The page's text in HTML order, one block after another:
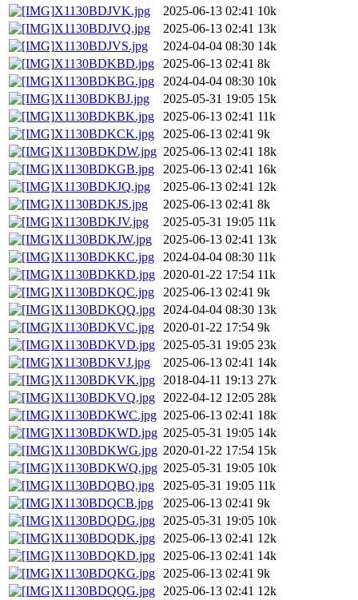
X1130BDJVK.jpg
2025-06-13 02:41 10k
X1130BDJVQ.jpg
2025-06-13 02:41 13k
X1130BDJVS.jpg
2024-04-04 08:30 14k
X1130BDKBD.jpg
2025-06-13 02:41 8k
X1130BDKBG.jpg
2024-04-04 08:30 10k
X1130BDKBJ.jpg
2025-05-31 19:05 15k
X1130BDKBK.jpg
2025-06-13 02:41 11k
X1130BDKCK.jpg
2025-06-13 02:41 9k
X1130BDKDW.jpg 2025-06-13 02:41 18k
X1130BDKGB.jpg
2025-06-13 02:41 16k
X1130BDKJQ.jpg
2025-06-13 02:41 12k
X1130BDKJS.jpg
2025-06-13 02:41 8k
X1130BDKJV.jpg
2025-05-31 19:05 11k
X1130BDKJW.jpg
2025-06-13 02:41 13k
X1130BDKKC.jpg
2024-04-04 08:30 11k
X1130BDKKD.jpg
2020-01-22 17:54 11k
X1130BDKQC.jpg
2025-06-13 02:41 9k
X1130BDKQQ.jpg
2024-04-04 08:30 13k
X1130BDKVC.jpg
2020-01-22 17:54 9k
X1130BDKVD.jpg
2025-05-31 19:05 23k
X1130BDKVJ.jpg
2025-06-13 02:41 14k
X1130BDKVK.jpg
2018-04-11 19:13 27k
X1130BDKVQ.jpg
2022-04-12 12:05 28k
X1130BDKWC.jpg 2025-06-13 02:41 18k
X1130BDKWD.jpg 2025-05-31 19:05 14k
X1130BDKWG.jpg 2020-01-22 17:54 15k
X1130BDKWQ.jpg 2025-05-31 19:05 10k
X1130BDQBQ.jpg
2025-05-31 19:05 11k
X1130BDQCB.jpg
2025-06-13 02:41 9k
X1130BDQDG.jpg
2025-05-31 19:05 10k
X1130BDQDK.jpg
2025-06-13 02:41 12k
X1130BDQKD.jpg
2025-06-13 02:41 14k
X1130BDQKG.jpg
2025-06-13 02:41 9k
X1130BDQQG.jpg
2025-06-13 02:41 12k